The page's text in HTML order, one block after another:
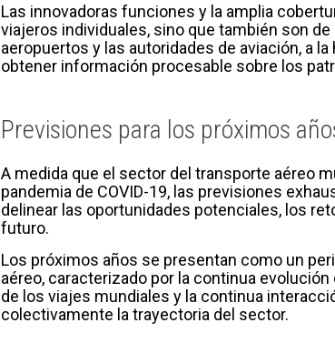
Las innovadoras funciones y la amplia
viajeros individuales, sino que también son
aeropuertos y las autoridades de aviación, a
obtener información procesable sobre los
Previsiones para los próximos
A medida que el sector del transporte aéreo
pandemia de COVID-19, las previsiones
delinear las oportunidades potenciales, los
futuro.
Los próximos años se presentan como un
aéreo, caracterizado por la continua
de los viajes mundiales y la continua
colectivamente la trayectoria del sector.